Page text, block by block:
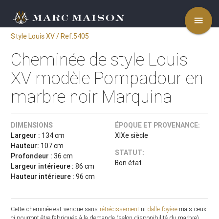
menu
Style Louis XV / Ref.5405
Cheminée de style Louis
XV modèle Pompadour en
marbre noir Marquina
DIMENSIONS
Largeur : 134 cm
Hauteur: 107 cm
Profondeur : 36 cm
Largeur intérieure :86 cm
Hauteur intérieure :96 cm
ÉPOQUE ET PROVENANCE:
XIXe siècle
STATUT:
Bon état
Cette cheminée est vendue sans rétrécissementni dalle foyèremais ceux-